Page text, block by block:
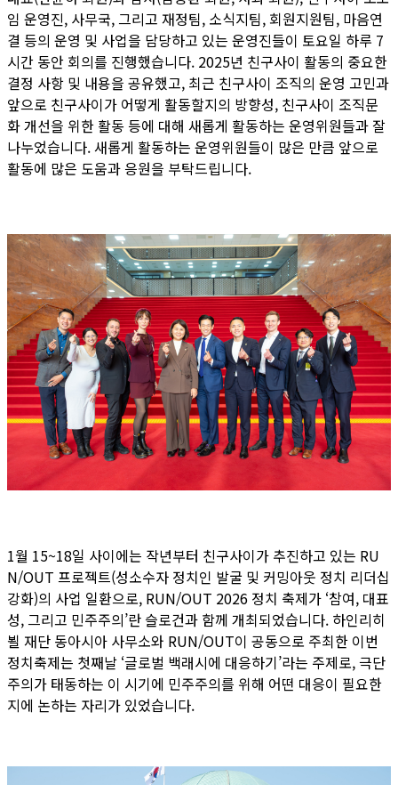
임 운영진, 사무국, 그리고 재정팀, 소식지팀, 회원지원팀, 마음연
결 등의 운영 및 사업을 담당하고 있는 운영진들이 토요일 하루 7
시간 동안 회의를 진행했습니다. 2025년 친구사이 활동의 중요한
결정 사항 및 내용을 공유했고, 최근 친구사이 조직의 운영 고민과
앞으로 친구사이가 어떻게 활동할지의 방향성, 친구사이 조직문
화 개선을 위한 활동 등에 대해 새롭게 활동하는 운영위원들과 잘
나누었습니다. 새롭게 활동하는 운영위원들이 많은 만큼 앞으로
활동에 많은 도움과 응원을 부탁드립니다.
1월 15~18일 사이에는 작년부터 친구사이가 추진하고 있는 RU
N/OUT 프로젝트(성소수자 정치인 발굴 및 커밍아웃 정치 리더십
강화)의 사업 일환으로, RUN/OUT 2026 정치 축제가 ‘참여, 대표
성, 그리고 민주주의’란 슬로건과 함께 개최되었습니다. 하인리히
뵐 재단 동아시아 사무소와 RUN/OUT이 공동으로 주최한 이번
정치축제는 첫째날 ‘글로벌 백래시에 대응하기’라는 주제로, 극단
주의가 태동하는 이 시기에 민주주의를 위해 어떤 대응이 필요한
지에 논하는 자리가 있었습니다.